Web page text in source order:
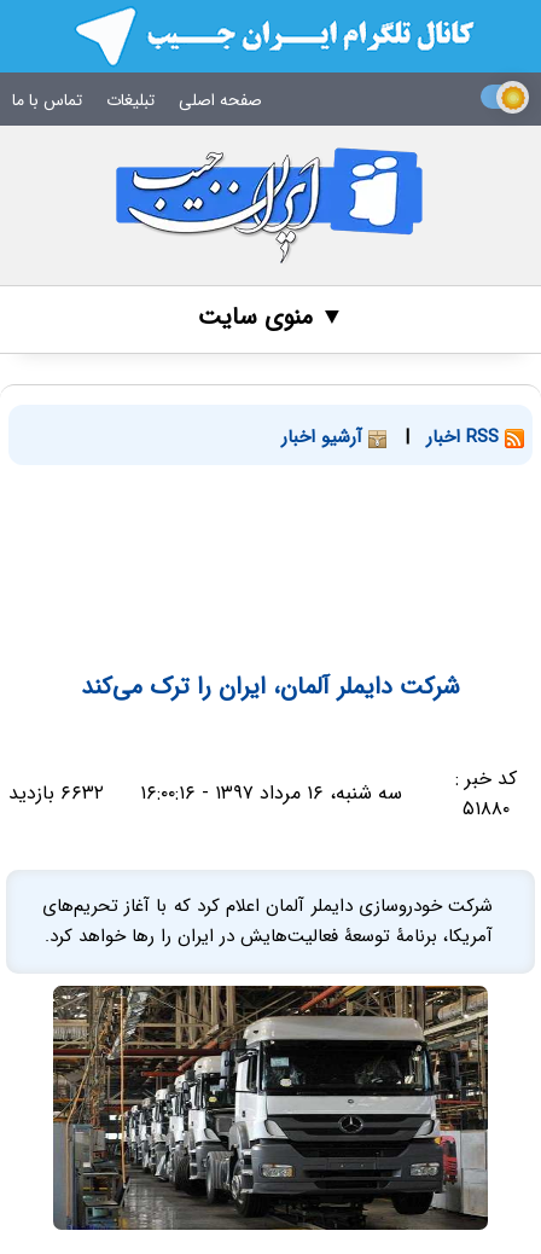
صفحه اصلی تبلیغات تماس با ما
▼ منوی سایت
| آرشیو اخبار
شرکت دایملر آلمان، ایران را ترک می‌کند
کد خبر :
۵۱۸۸۰
سه شنبه، ۱۶ مرداد ۱۳۹۷ - ۱۶:۰۰:۱۶ ۶۶۳۲ بازدید
شرکت خودروسازی دایملر آلمان اعلام کرد که با آغاز تحریم‌های
آمریکا، برنامۀ توسعۀ فعالیت‌هایش در ایران را رها خواهد کرد.